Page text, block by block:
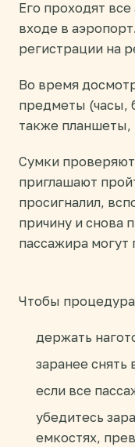
Его проходят
входе в
регистрации на
Во время
предметы (часы,
также планшеты,
Сумки
приглашают
просигналил,
причину и снова
пассажира
Чтобы
держать
заранее
если все
убедитесь
емкостях,